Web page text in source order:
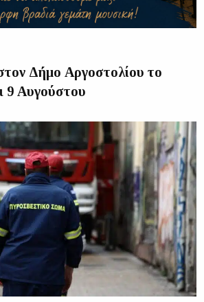
Δήμο Αργοστολίου το
9 Αυγούστου